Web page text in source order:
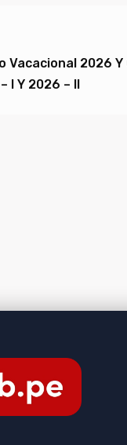
Vacacional 2026 Y
I Y 2026 – II